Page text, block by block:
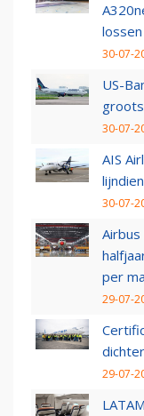
lossen
30-07-
US-
30-07-
AIS
30-07-
per
29-07-
29-07-